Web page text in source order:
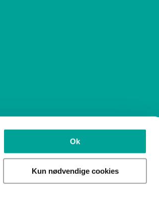
Ok
Kun nødvendige cookies